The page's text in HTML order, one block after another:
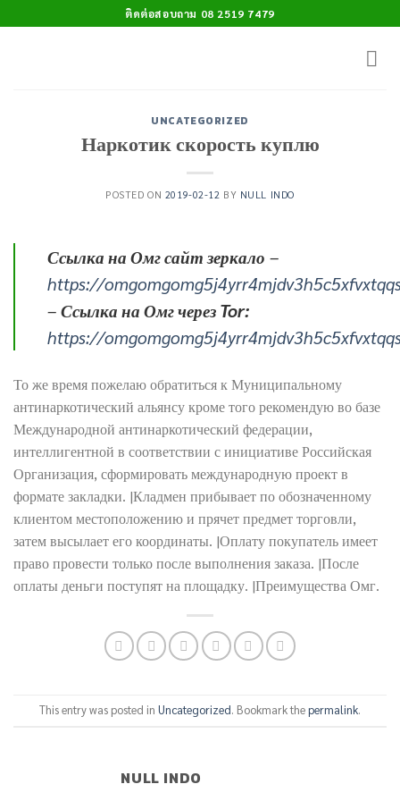
to
ติดต่อสอบถาม 08 2519 7479
UNCATEGORIZED
Наркотик скорость куплю
POSTED ON 2019-02-12 BY NULL INDO
Ссылка на Омг сайт зеркало –
https://
– Ссылка на Омг через Tor:
https://
То же время пожелаю обратиться к Муниципальному
антинаркотический альянсу кроме того рекомендую во базе
Международной антинаркотический федерации,
интеллигентной в соответствии с инициативе Российская
Организация, сформировать международную проект в
формате закладки. |Кладмен прибывает по обозначенному
клиентом местоположению и прячет предмет торговли,
затем высылает его координаты. |Оплату покупатель имеет
право провести только после выполнения заказа. |После
оплаты деньги поступят на площадку. |Преимущества Омг.
This entry was posted in Uncategorized. Bookmark thepermalink.
NULL INDO